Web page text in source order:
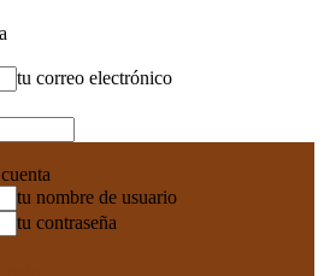
tu correo electrónico
tu nombre de usuario
tu contraseña